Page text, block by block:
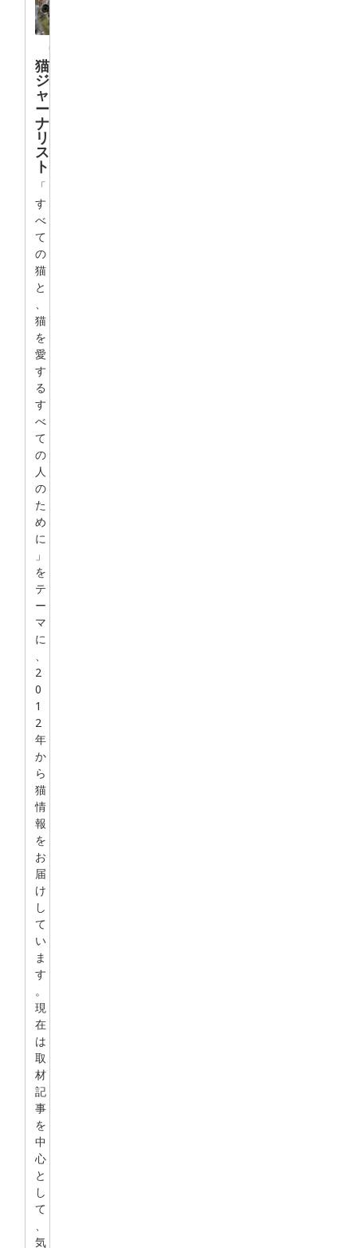
猫
ジ
ャ
ー
ナ
リ
ス
ト
「
す
べ
て
の
猫
と
猫
を
愛
す
る
す
べ
て
の
人
の
た
め
に
」
を
テ
ー
マ
に
2
0
1
2
年
か
ら
猫
情
報
を
お
届
け
し
て
い
ま
す
。
現
在
は
取
材
記
事
を
中
心
と
し
て
気